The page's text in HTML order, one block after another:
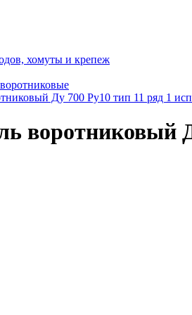
хомуты и крепеж
Ду 700 Ру10 тип 11 ряд 1
воротниковый